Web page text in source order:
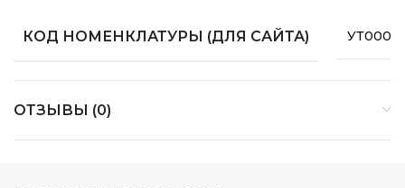
КОД НОМЕНКЛАТУРЫ (ДЛЯ САЙТА)
ОТЗЫВЫ (0)